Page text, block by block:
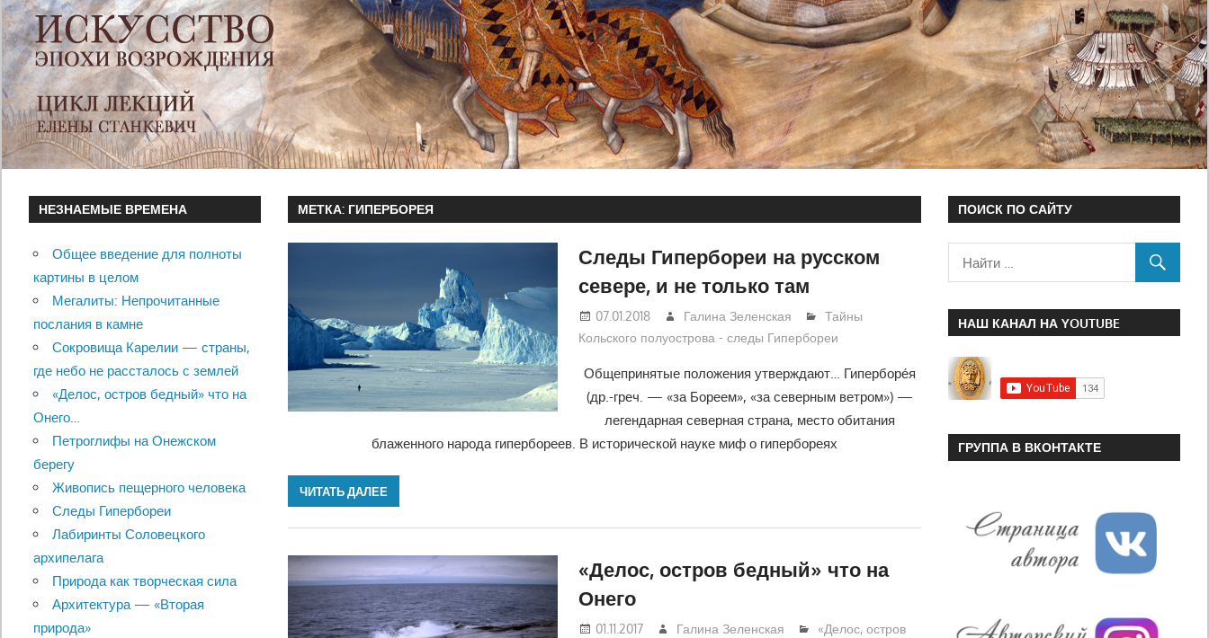
МЕТКА: ГИПЕРБОРЕЯ
Следы Гипербореи на русском
севере, и не только там
07.01.2018 Галина Зеленская
Тайны
Кольского полуострова - следы Гипербореи
Общепринятые положения утверждают… Гиперборе́я
(др.-греч. — «за Бореем», «за северным ветром») —
легендарная северная страна, место обитания
блаженного народа гипербореев. В исторической науке миф о гипербореях
ЧИТАТЬ ДАЛЕЕ
«Делос, остров бедный» что на
Онего
01.11.2017 Галина Зеленская
«Делос, остров
НЕЗНАЕМЫЕ ВРЕМЕНА
Общее введение для полноты
картины в целом
Мегалиты: Непрочитанные
послания в камне
Сокровища Карелии — страны,
где небо не рассталось с землей
«Делос, остров бедный» что на
Онего…
Петроглифы на Онежском
берегу
Живопись пещерного человека
Следы Гипербореи
Лабиринты Соловецкого
архипелага
Природа как творческая сила
Архитектура — «Вторая
природа»
ПОИСК ПО САЙТУ
НАШ КАНАЛ НА YOUTUBE
ГРУППА В ВКОНТАКТЕ